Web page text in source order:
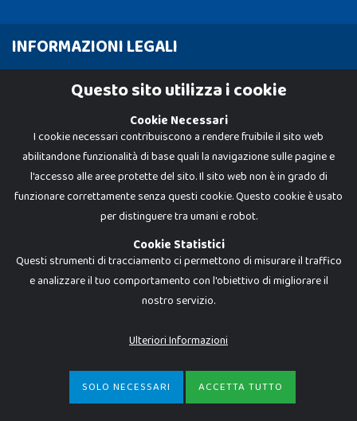
€3,99-ACQUISTA
INFORMAZIONI LEGALI
Cookie Policy
Dadi e Mattoncini è un brand di Giocabene Srl. Ogni riproduzione o utilizzo non
I prezzi e le promozioni pubblicate potrebbero differire da quanto esposto in
Questo sito utilizza i cookie
Cookie Necessari
I cookie necessari contribuiscono a rendere fruibile il sito web
abilitandone funzionalità di base quali la navigazione sulle pagine e
l'accesso alle aree protette del sito. Il sito web non è in grado di
funzionare correttamente senza questi cookie. Questo cookie è usato
per distinguere tra umani e robot.
Cookie Statistici
Questi strumenti di tracciamento ci permettono di misurare il traffico
e analizzare il tuo comportamento con l'obiettivo di migliorare il
nostro servizio.
Ulteriori Informazioni
SOLO NECESSARI ACCETTA TUTTO